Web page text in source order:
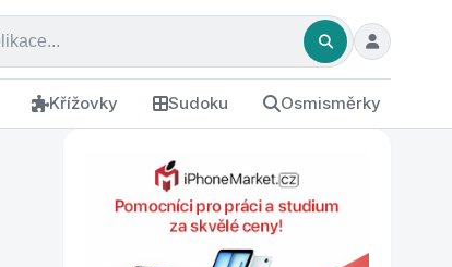
Křížovky Sudoku Osmisměrky